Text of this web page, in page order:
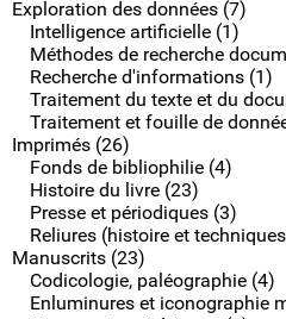
Exploration des données (7)
Intelligence artificielle (1)
Méthodes de recherche
Recherche d'informations (1)
Traitement du texte et du
Traitement et fouille de
Imprimés (26)
Fonds de bibliophilie (4)
Histoire du livre (23)
Presse et périodiques (3)
Reliures (histoire et
Manuscrits (23)
Codicologie, paléographie (4)
Enluminures et iconographie